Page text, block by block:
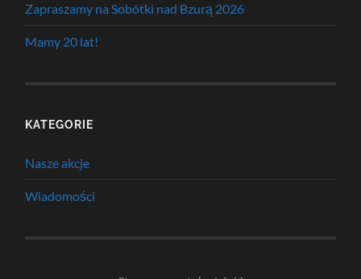
Zapraszamy na Sobótki nad Bzurą 2026
Mamy 20 lat!
KATEGORIE
Nasze akcje
Wiadomości